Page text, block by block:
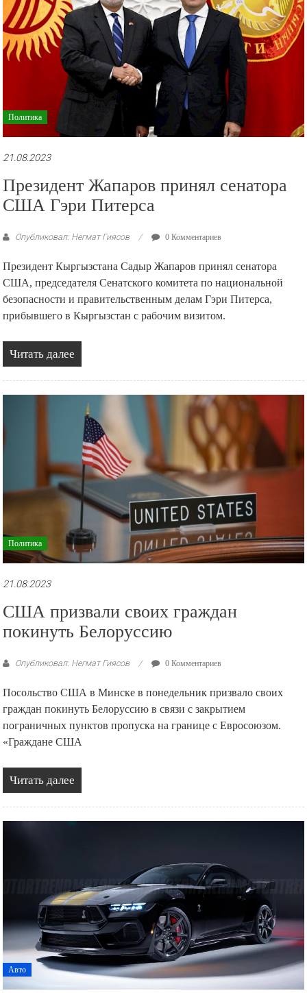
Политика
21.08.2023
Президент Жапаров принял сенатора
США Гэри Питерса
Опубликовал: Негмат Гиясов 0 Комментариев
Президент Кыргызстана Садыр Жапаров принял сенатора
США, председателя Сенатского комитета по национальной
безопасности и правительственным делам Гэри Питерса,
прибывшего в Кыргызстан с рабочим визитом.
Читать далее
Политика
21.08.2023
США призвали своих граждан
покинуть Белоруссию
Опубликовал: Негмат Гиясов 0 Комментариев
Посольство США в Минске в понедельник призвало своих
граждан покинуть Белоруссию в связи с закрытием
пограничных пунктов пропуска на границе с Евросоюзом.
«Граждане США
Читать далее
Авто